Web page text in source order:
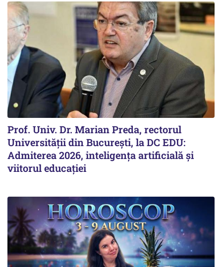
Prof. Univ. Dr. Marian Preda, rectorul
Universității din București, la DC EDU:
Admiterea 2026, inteligența artificială și
viitorul educației